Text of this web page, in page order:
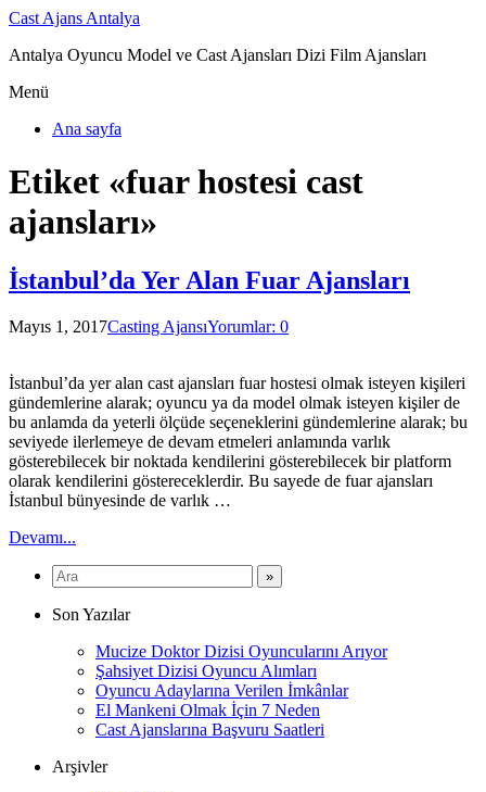
Cast Ajans Antalya
Antalya Oyuncu Model ve Cast Ajansları Dizi Film Ajansları
Menü
Ana sayfa
Etiket «fuar hostesi cast
ajansları»
İstanbul’da Yer Alan Fuar Ajansları
Mayıs 1, 2017Casting AjansıYorumlar: 0
İstanbul’da yer alan cast ajansları fuar hostesi olmak isteyen kişileri
gündemlerine alarak; oyuncu ya da model olmak isteyen kişiler de
bu anlamda da yeterli ölçüde seçeneklerini gündemlerine alarak; bu
seviyede ilerlemeye de devam etmeleri anlamında varlık
gösterebilecek bir noktada kendilerini gösterebilecek bir platform
olarak kendilerini göstereceklerdir. Bu sayede de fuar ajansları
İstanbul bünyesinde de varlık …
Devamı...
Son Yazılar
Mucize Doktor Dizisi Oyuncularını Arıyor
Şahsiyet Dizisi Oyuncu Alımları
Oyuncu Adaylarına Verilen İmkânlar
El Mankeni Olmak İçin 7 Neden
Cast Ajanslarına Başvuru Saatleri
Arşivler